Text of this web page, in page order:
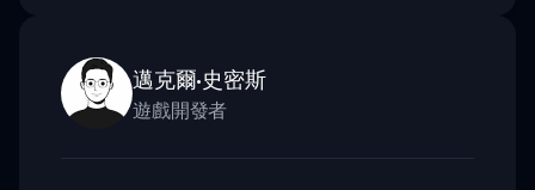
邁克爾·史密斯
遊戲開發者